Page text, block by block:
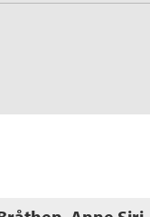
Alt-i-ett-bok